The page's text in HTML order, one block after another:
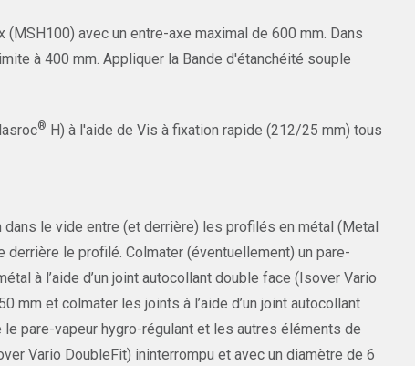
avec un entre-axe maximal de 600 mm. Dans
à 400 mm. Appliquer la Bande d'étanchéité souple
® H) à l'aide de Vis à fixation rapide (212/25 mm) tous
le vide entre (et derrière) les profilés en métal (Metal
derrière le profilé. Colmater (éventuellement) un pare-
à l’aide d’un joint autocollant double face (Isover Vario
mm et colmater les joints à l’aide d’un joint autocollant
pare-vapeur hygro-régulant et les autres éléments de
Vario DoubleFit) ininterrompu et avec un diamètre de 6